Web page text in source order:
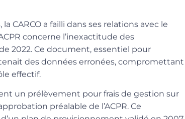
CARCO a failli dans ses relations avec le
concerne l’inexactitude des
2022. Ce document, essentiel pour
des données erronées, compromettant
effectif.
un prélèvement pour frais de gestion sur
préalable de l’ACPR. Ce